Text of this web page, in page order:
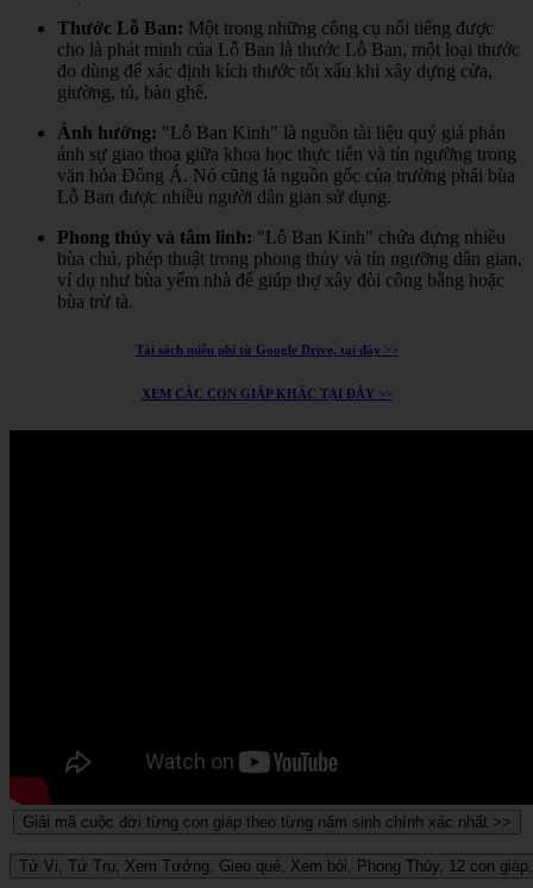
Thước Lỗ Ban: Một trong những công cụ nổi tiếng được
cho là phát minh của Lỗ Ban là thước Lỗ Ban, một loại thước
đo dùng để xác định kích thước tốt xấu khi xây dựng cửa,
giường, tủ, bàn ghế.
Ảnh hưởng: "Lỗ Ban Kinh" là nguồn tài liệu quý giá phản
ánh sự giao thoa giữa khoa học thực tiễn và tín ngưỡng trong
văn hóa Đông Á. Nó cũng là nguồn gốc của trường phái bùa
Lỗ Ban được nhiều người dân gian sử dụng.
Phong thủy và tâm linh: "Lỗ Ban Kinh" chứa đựng nhiều
bùa chú, phép thuật trong phong thủy và tín ngưỡng dân gian,
ví dụ như bùa yểm nhà để giúp thợ xây đòi công bằng hoặc
bùa trừ tà.
Tải sách miễn phí từ Google Drive, tại đây >>
XEM CÁC CON GIÁP KHÁC TẠI ĐÂY >>